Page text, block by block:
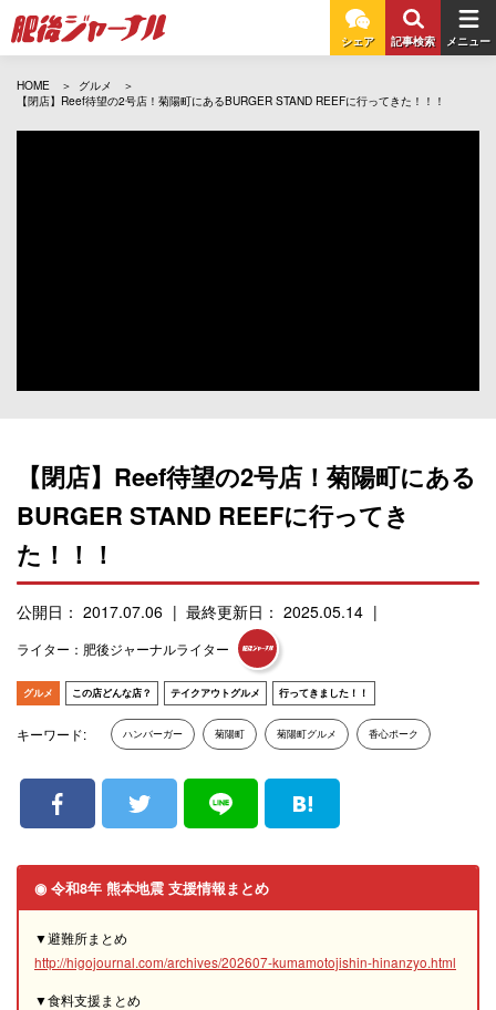
シェア 記事検索 メニュー
HOME
グルメ
【閉店】Reef待望の2号店！菊陽町にあるBURGER STAND REEFに行ってきた！！！
【閉店】Reef待望の2号店！菊陽町にある
BURGER STAND REEFに行ってき
た！！！
公開日： 2017.07.06 最終更新日： 2025.05.14
ライター：肥後ジャーナルライター
グルメ この店どんな店？ テイクアウトグルメ 行ってきました！！
キーワード: ハンバーガー 菊陽町 菊陽町グルメ 香心ポーク
◉ 令和8年 熊本地震 支援情報まとめ
▼避難所まとめ
http://higojournal.com/archives/202607-kumamotojishin-hinanzyo.html
▼食料支援まとめ